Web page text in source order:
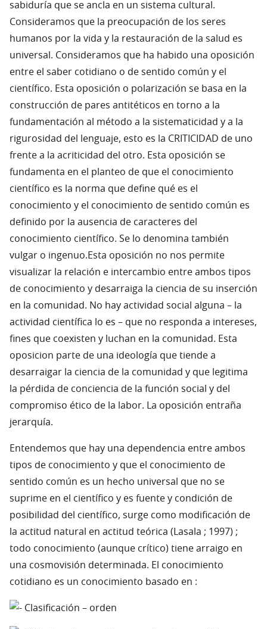
sabiduría que se ancla en un sistema cultural.
Consideramos que la preocupación de los seres
humanos por la vida y la restauración de la salud es
universal. Consideramos que ha habido una oposición
entre el saber cotidiano o de sentido común y el
científico. Esta oposición o polarización se basa en la
construcción de pares antitéticos en torno a la
fundamentación al método a la sistematicidad y a la
rigurosidad del lenguaje, esto es la CRITICIDAD de uno
frente a la acriticidad del otro. Esta oposición se
fundamenta en el planteo de que el conocimiento
científico es la norma que define qué es el
conocimiento y el conocimiento de sentido común es
definido por la ausencia de caracteres del
conocimiento científico. Se lo denomina también
vulgar o ingenuo.Esta oposición no nos permite
visualizar la relación e intercambio entre ambos tipos
de conocimiento y desarraiga la ciencia de su inserción
en la comunidad. No hay actividad social alguna – la
actividad científica lo es – que no responda a intereses,
fines que coexisten y luchan en la comunidad. Esta
oposicion parte de una ideología que tiende a
desarraigar la ciencia de la comunidad y que legitima
la pérdida de conciencia de la función social y del
compromiso ético de la labor. La oposición entraña
jerarquía.
Entendemos que hay una dependencia entre ambos
tipos de conocimiento y que el conocimiento de
sentido común es un hecho universal que no se
suprime en el científico y es fuente y condición de
posibilidad del científico, surge como modificación de
la actitud natural en actitud teórica (Lasala ; 1997) ;
todo conocimiento (aunque crítico) tiene arraigo en
una cosmovisión determinada. El conocimiento
cotidiano es un conocimiento basado en :
Clasificación – orden